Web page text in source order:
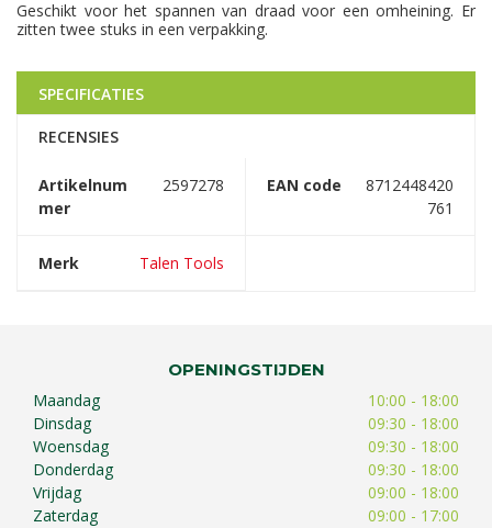
Geschikt voor het spannen van draad voor een omheining. Er
zitten twee stuks in een verpakking.
SPECIFICATIES
RECENSIES
Artikelnum
mer
2597278 EAN code
8712448420
761
Merk Talen Tools
OPENINGSTIJDEN
Maandag
10:00 - 18:00
Dinsdag
09:30 - 18:00
Woensdag
09:30 - 18:00
Donderdag
09:30 - 18:00
Vrijdag
09:00 - 18:00
Zaterdag
09:00 - 17:00